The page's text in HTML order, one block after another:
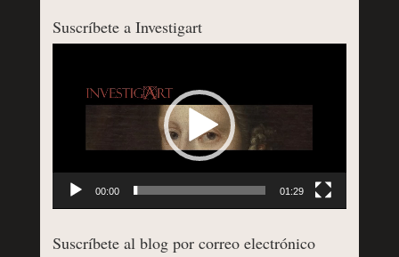
Suscríbete a Investigart
00:00 01:29
Suscríbete al blog por correo electrónico